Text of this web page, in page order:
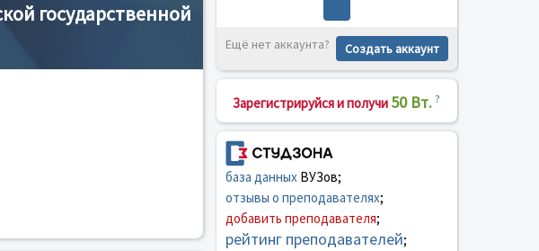
государственной
Ещё нет аккаунта? Создать аккаунт
Зарегистрируйся и получи 50 Вт. ?
база данныхВУЗов;
отзывы о преподавателях;
добавить преподавателя;
рейтинг преподавателей;